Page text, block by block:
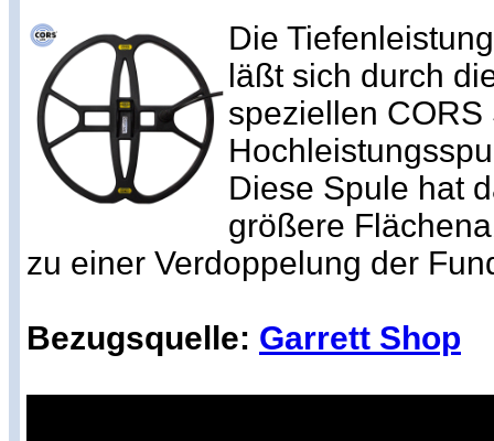
Die
läßt sich durch
speziellen CORS
Diese Spule hat
größere
zu einer Verdoppelung der
Bezugsquelle: Garrett Shop